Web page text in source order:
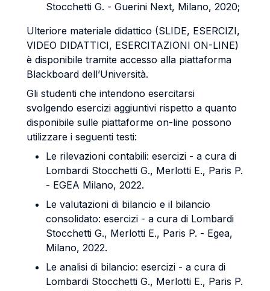
Stocchetti G. - Guerini Next, Milano, 2020;
Ulteriore materiale didattico (SLIDE, ESERCIZI,
VIDEO DIDATTICI, ESERCITAZIONI ON-LINE)
è disponibile tramite accesso alla piattaforma
Blackboard dell’Università.
Gli studenti che intendono esercitarsi
svolgendo esercizi aggiuntivi rispetto a quanto
disponibile sulle piattaforme on-line possono
utilizzare i seguenti testi:
Le rilevazioni contabili: esercizi - a cura di
Lombardi Stocchetti G., Merlotti E., Paris P.
- EGEA Milano, 2022.
Le valutazioni di bilancio e il bilancio
consolidato: esercizi - a cura di Lombardi
Stocchetti G., Merlotti E., Paris P. - Egea,
Milano, 2022.
Le analisi di bilancio: esercizi - a cura di
Lombardi Stocchetti G., Merlotti E., Paris P.